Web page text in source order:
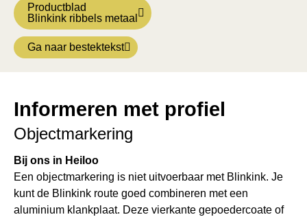
Productblad
Blinkink ribbels metaal
Ga naar bestektekst
Informeren met profiel
Objectmarkering
Bij ons in Heiloo
Een objectmarkering is niet uitvoerbaar met Blinkink. Je
kunt de Blinkink route goed combineren met een
aluminium klankplaat. Deze vierkante gepoedercoate of